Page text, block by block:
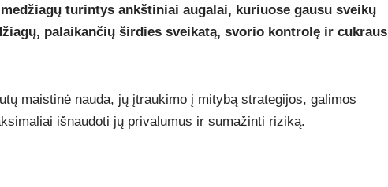
turintys ankštiniai augalai, kuriuose gausu sveikų
palaikančių širdies sveikatą, svorio kontrolę ir cukraus
maistinė nauda, jų įtraukimo į mitybą strategijos, galimos
išnaudoti jų privalumus ir sumažinti riziką.